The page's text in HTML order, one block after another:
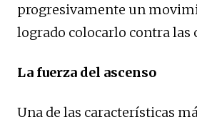
progresivamente un
logrado colocarlo contra las
La fuerza del ascenso
Una de las características